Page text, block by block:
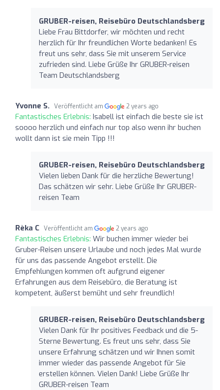
GRUBER-reisen, Reisebüro Deutschlandsberg
Liebe Frau Bittdorfer, wir möchten und recht
herzlich für Ihr freundlichen Worte bedanken! Es
freut uns sehr, dass Sie mit unserem Service
zufrieden sind. Liebe Grüße Ihr GRUBER-reisen
Team Deutschlandsberg
Yvonne S. Veröffentlicht am 2 years ago
Fantastisches Erlebnis: Isabell ist einfach die beste sie ist
soooo herzlich und einfach nur top also wenn ihr buchen
wollt dann ist sie mein Tipp !!!
GRUBER-reisen, Reisebüro Deutschlandsberg
Vielen lieben Dank für die herzliche Bewertung!
Das schätzen wir sehr. Liebe Grüße Ihr GRUBER-
reisen Team
Rèka C Veröffentlicht am 2 years ago
Fantastisches Erlebnis: Wir buchen immer wieder bei
Gruber-Reisen unsere Urlaube und noch jedes Mal wurde
für uns das passende Angebot erstellt. Die
Empfehlungen kommen oft aufgrund eigener
Erfahrungen aus dem Reisebüro, die Beratung ist
kompetent, äußerst bemüht und sehr freundlich!
GRUBER-reisen, Reisebüro Deutschlandsberg
Vielen Dank für Ihr positives Feedback und die 5-
Sterne Bewertung. Es freut uns sehr, dass Sie
unsere Erfahrung schätzen und wir Ihnen somit
immer wieder das passende Angebot für Sie
erstellen können. Vielen Dank! Liebe Grüße Ihr
GRUBER-reisen Team